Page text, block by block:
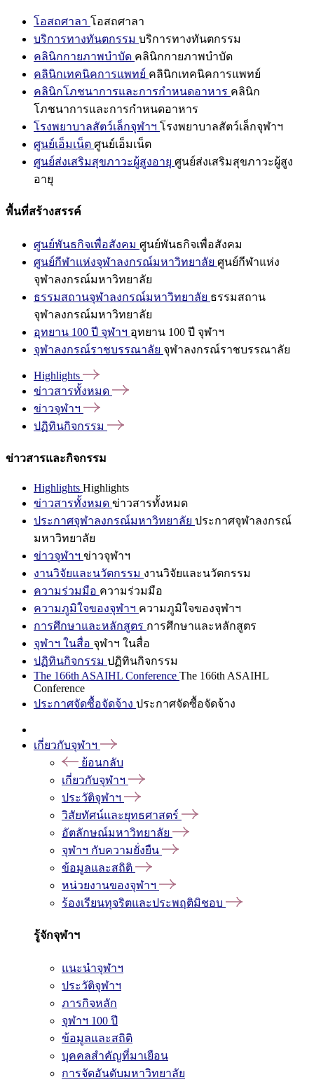
โอสถศาลา โอสถศาลา
บริการทางทันตกรรม บริการทางทันตกรรม
คลินิกกายภาพบำบัด คลินิกกายภาพบำบัด
คลินิกเทคนิคการแพทย์ คลินิกเทคนิคการแพทย์
คลินิกโภชนาการและการกำหนดอาหาร คลินิก
โภชนาการและการกำหนดอาหาร
โรงพยาบาลสัตว์เล็กจุฬาฯ โรงพยาบาลสัตว์เล็กจุฬาฯ
ศูนย์เอ็มเน็ต ศูนย์เอ็มเน็ต
ศูนย์ส่งเสริมสุขภาวะผู้สูงอายุ ศูนย์ส่งเสริมสุขภาวะผู้สูง
อายุ
พื้นที่สร้างสรรค์
ศูนย์พันธกิจเพื่อสังคม ศูนย์พันธกิจเพื่อสังคม
ศูนย์กีฬาแห่งจุฬาลงกรณ์มหาวิทยาลัย ศูนย์กีฬาแห่ง
จุฬาลงกรณ์มหาวิทยาลัย
ธรรมสถานจุฬาลงกรณ์มหาวิทยาลัย ธรรมสถาน
จุฬาลงกรณ์มหาวิทยาลัย
อุทยาน 100 ปี จุฬาฯ อุทยาน 100 ปี จุฬาฯ
จุฬาลงกรณ์ราชบรรณาลัย จุฬาลงกรณ์ราชบรรณาลัย
Highlights
ข่าวสารทั้งหมด
ข่าวจุฬาฯ
ปฏิทินกิจกรรม
ข่าวสารและกิจกรรม
Highlights Highlights
ข่าวสารทั้งหมด ข่าวสารทั้งหมด
ประกาศจุฬาลงกรณ์มหาวิทยาลัย ประกาศจุฬาลงกรณ์
มหาวิทยาลัย
ข่าวจุฬาฯ ข่าวจุฬาฯ
งานวิจัยและนวัตกรรม งานวิจัยและนวัตกรรม
ความร่วมมือ ความร่วมมือ
ความภูมิใจของจุฬาฯ ความภูมิใจของจุฬาฯ
การศึกษาและหลักสูตร การศึกษาและหลักสูตร
จุฬาฯ ในสื่อ จุฬาฯ ในสื่อ
ปฏิทินกิจกรรม ปฏิทินกิจกรรม
The 166th ASAIHL Conference The 166th ASAIHL
Conference
ประกาศจัดซื้อจัดจ้าง ประกาศจัดซื้อจัดจ้าง
เกี่ยวกับจุฬาฯ
ย้อนกลับ
เกี่ยวกับจุฬาฯ
ประวัติจุฬาฯ
วิสัยทัศน์และยุทธศาสตร์
อัตลักษณ์มหาวิทยาลัย
จุฬาฯ กับความยั่งยืน
ข้อมูลและสถิติ
หน่วยงานของจุฬาฯ
ร้องเรียนทุจริตและประพฤติมิชอบ
รู้จักจุฬาฯ
แนะนำจุฬาฯ
ประวัติจุฬาฯ
ภารกิจหลัก
จุฬาฯ 100 ปี
ข้อมูลและสถิติ
บุคคลสำคัญที่มาเยือน
การจัดอันดับมหาวิทยาลัย